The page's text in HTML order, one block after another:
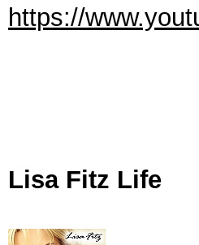
https://
Lisa Fitz Life